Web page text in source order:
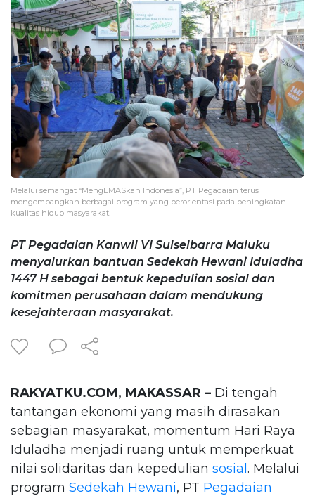
Melalui semangat “MengEMASkan Indonesia”, PT Pegadaian terus
mengembangkan berbagai program yang berorientasi pada peningkatan
kualitas hidup masyarakat.
PT Pegadaian Kanwil VI Sulselbarra Maluku
menyalurkan bantuan Sedekah Hewani Iduladha
1447 H sebagai bentuk kepedulian sosial dan
komitmen perusahaan dalam mendukung
kesejahteraan masyarakat.
RAKYATKU.COM, MAKASSAR – Di tengah
tantangan ekonomi yang masih dirasakan
sebagian masyarakat, momentum Hari Raya
Iduladha menjadi ruang untuk memperkuat
nilai solidaritas dan kepedulian sosial . Melalui
program Sedekah Hewani, PT Pegadaian